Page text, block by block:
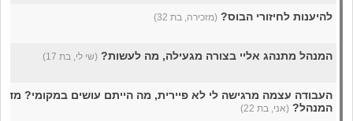
להיענות לחיזורי הבוס? (מזכירה, בת 32)
המנהל מתנהג אליי בצורה מגעילה, מה לעשות? (שי לי, בת 17)
העבודה עצמה מרגישה לי לא פיירית, מה הייתם עושים במקומי?
המנהל? (אני, בת 22)